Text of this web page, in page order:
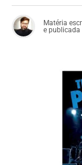
Matéria
e publicada